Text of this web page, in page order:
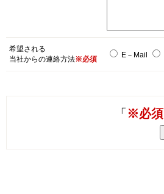
希望される
当社からの連絡方法※必須 E－Mail
「 ※必須